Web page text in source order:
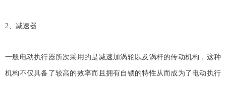
2、减速器
一般电动执行器所次采用的是减速加涡轮以及涡杆的传动机构，这种
机构不仅具备了较高的效率而且拥有自锁的特性从而成为了电动执行